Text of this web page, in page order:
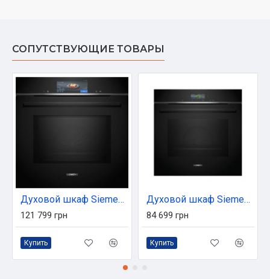
СОПУТСТВУЮЩИЕ ТОВАРЫ
Духовой шкаф Siemens HM778GMB1
121 799 грн
Купить
Духовой шкаф Siemens HB774G1B1
84 699 грн
Купить